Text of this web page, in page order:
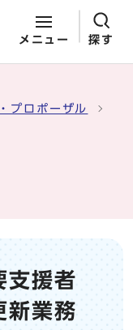
メニュー 探す
プロポーザル
支援者
新業務